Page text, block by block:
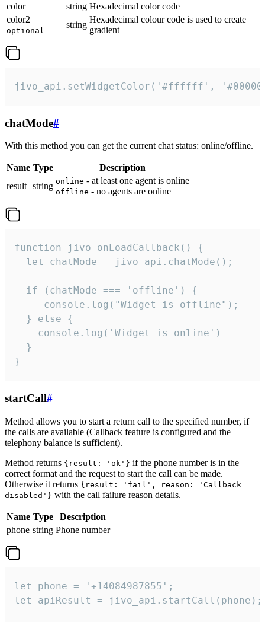
color
string Hexadecimal color code
color2
optional
string
Hexadecimal colour code is used to create
gradient
jivo_api.setWidgetColor('#ffffff',
chatMode#
With this method you can get the current chat status: online/offline.
Name Type
Description
result string online - at least one agent is online
offline - no agents are online
function jivo_onLoadCallback() {
  let chatMode = jivo_api.chatMode();
  if (chatMode === 'offline') {
     console.log("Widget is offline");
  } else {
    console.log('Widget is online')
  }
}
startCall#
Method allows you to start a return call to the specified number, if
the calls are available (Callback feature is configured and the
telephony balance is sufficient).
Method returns {result: 'ok'} if the phone number is in the
correct format and the request to start the call can be made.
Otherwise it returns {result: 'fail', reason: 'Callback
disabled'} with the call failure reason details.
Name Type
Description
phone string Phone number
let phone = '+14084987855';
let apiResult = jivo_api.startCall(phone);